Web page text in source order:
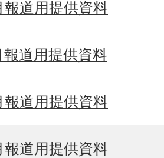
道用提供資料
道用提供資料
道用提供資料
道用提供資料